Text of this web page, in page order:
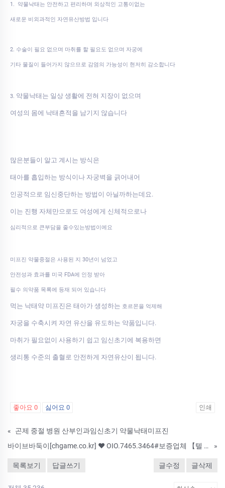
1. 약물낙태는 안전하고 편리하며 외상적인 고통이없는
새로운 비외과적인 자연유산방법 입니다
2. 수술이 필요 없으며 마취를 할 필요도 없으며 자궁에
기타 물질이 들어가지 않으므로 감염의 가능성이 현저히 감소합니다
3. 약물낙태는 일상 생활에 전혀 지장이 없으며
여성의 몸에 낙태흔적을 남기지 않습니다
많은분들이 알고 계시는 방식은
태아를 흡입하는 방식이나 자궁벽을 긁어내어
인공적으로 임신중단하는 방법이 아닐까하는데요.
이는 진행 자체만으로도 여성에게 신체적으로나
심리적으로 큰부담을 줄수있는방법이에요
미프진 약물중절은 사용된 지 30년이 넘었고
안전성과 효과를 미국 FDA에 인정 받아
필수 의약품 목록에 등재 되어 있습니다
먹는 낙태약 미프진은 태아가 생성하는 호르몬을 억제해
자궁을 수축시켜 자연 유산을 유도하는 약품입니다.
마취가 필요없이 사용하기 쉽고 임신초기에 복용하면
생리통 수준의 출혈로 안전하게 자연유산이 됩니다.
좋아요 0 싫어요 0 인쇄
«
곤제 중절 병원 산부인과임신초기 약물낙­태미­프진
바이브바둑이[chgame.co.kr] ❤ OIO.7465.3464#보­증업체 【텔 카 T S T 3 6 5】 #바이브게임바둑이 #안­전공­원 #텍사­스홀­덤사이트
»
목록보기 답글쓰기 글수정 글삭제